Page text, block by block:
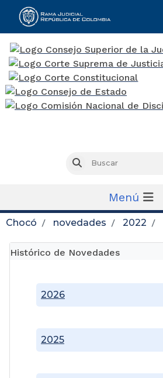
Buscar
Menú
Chocó novedades 2022
Histórico de Novedades
2025
2026